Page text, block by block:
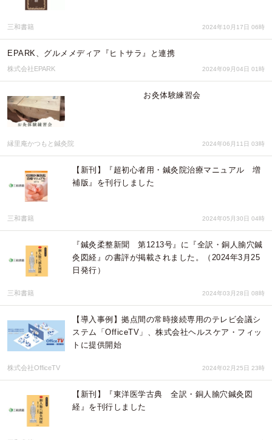
三和書籍 2024年10月17日 06時
EPARK、グルメメディア『ヒトサラ』と連携
株式会社EPARK 2024年09月04日 01時
お灸体験練習会
縁里庵かつもと鍼灸院 2024年06月11日 03時
【新刊】『超初心者用・鍼灸院治療マニュアル 増
補版』を刊行しました
三和書籍 2024年05月30日 04時
『鍼灸柔整新聞 第1213号』に『全訳・銅人腧穴鍼
灸図経』の書評が掲載されました。（2024年3月25
日発行）
三和書籍 2024年03月28日 08時
【導入事例】拠点間の常時接続専用のテレビ会議シ
ステム「OfficeTV」、株式会社ヘルスケア・フィッ
トに提供開始
株式会社OfficeTV 2024年02月25日 23時
【新刊】『東洋医学古典 全訳・銅人腧穴鍼灸図
経』を刊行しました